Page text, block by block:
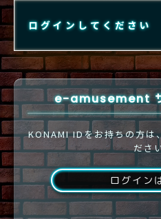
ログインしてください
e-amusement
KONAMI IDをお持ちの方は
ださ
ログイン